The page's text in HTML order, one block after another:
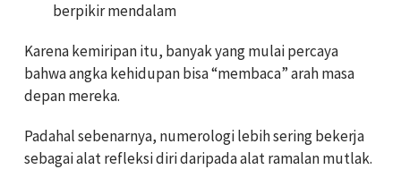
berpikir mendalam
Karena kemiripan itu, banyak yang mulai percaya
bahwa angka kehidupan bisa “membaca” arah masa
depan mereka.
Padahal sebenarnya, numerologi lebih sering bekerja
sebagai alat refleksi diri daripada alat ramalan mutlak.